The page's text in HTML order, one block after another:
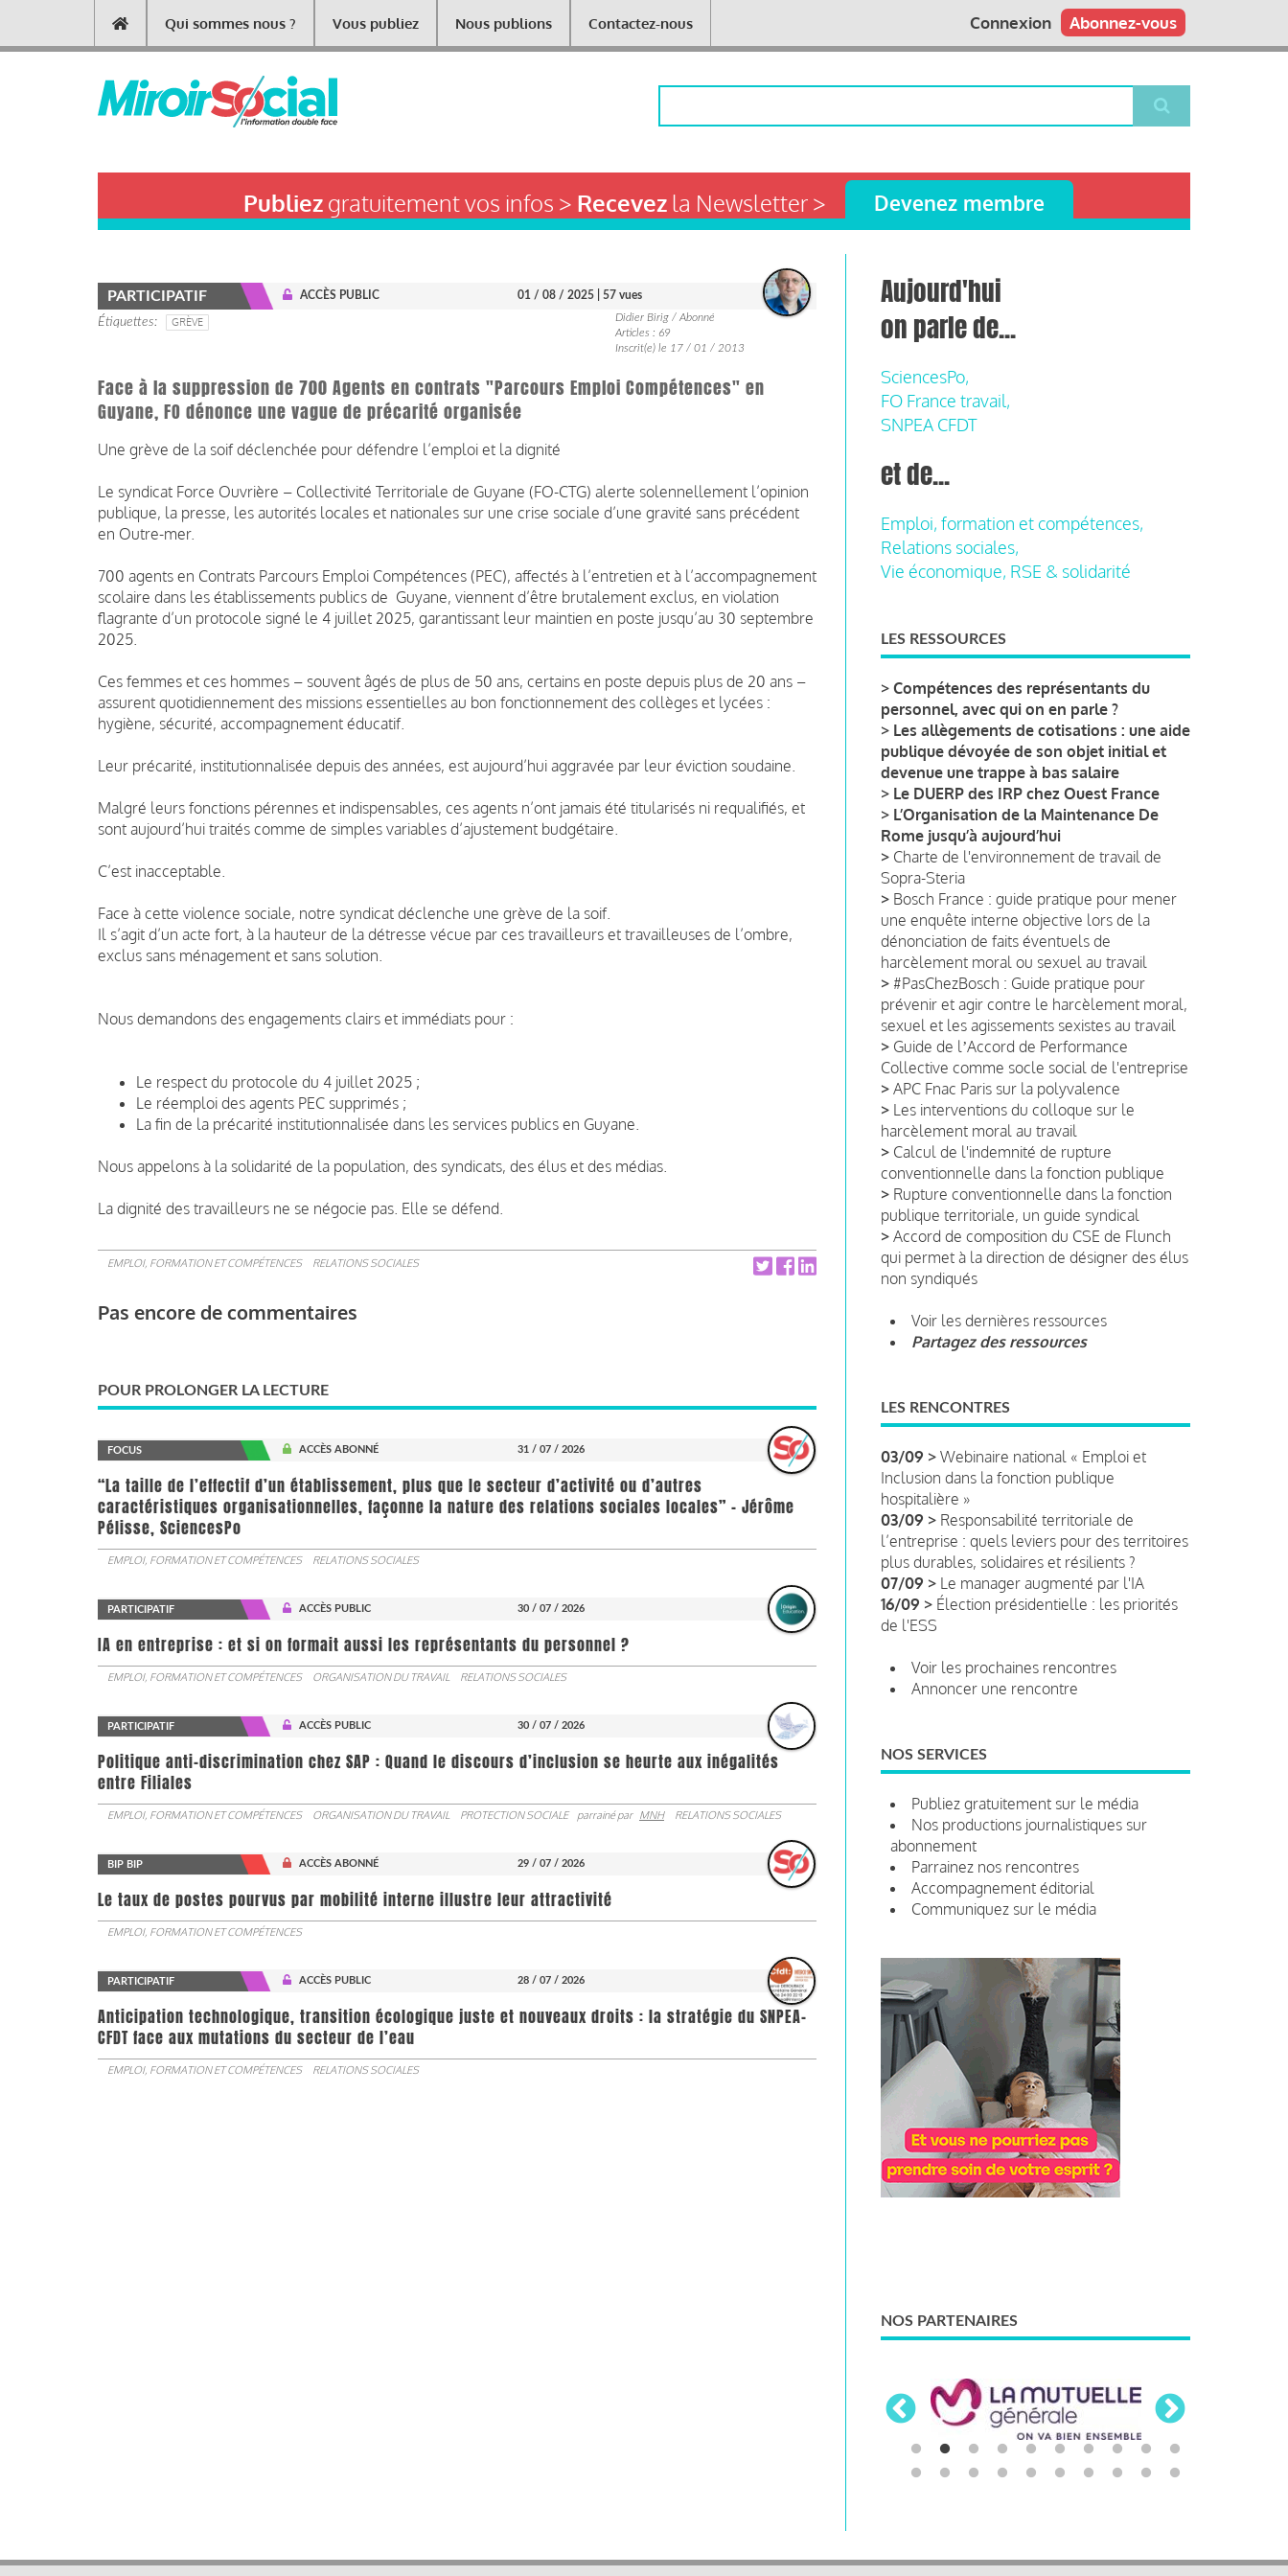
contenu
Main
navigation
Qui sommes nous ? Vous publiez Nous publions Contactez-nous Abonnez-vous
Connexion
Publiezgratuitement vos infos > Recevezla Newsletter > Devenez membre
PARTICIPATIF ACCÈS PUBLIC 01 / 08 / 2025 | 57 vues
Étiquettes GRÈVE
Didier Birig / Abonné
Articles : 69
Inscrit(e) le 17 / 01 / 2013
Face à la suppression de 700 Agents en contrats "Parcours Emploi Compétences" en
Guyane, FO dénonce une vague de précarité organisée
Une grève de la soif déclenchée pour défendre l’emploi et la dignité
Le syndicat Force Ouvrière – Collectivité Territoriale de Guyane (FO-CTG) alerte solennellement l’opinion
publique, la presse, les autorités locales et nationales sur une crise sociale d’une gravité sans précédent
en Outre-mer.
700 agents en Contrats Parcours Emploi Compétences (PEC), affectés à l’entretien et à l’accompagnement
scolaire dans les établissements publics de Guyane, viennent d’être brutalement exclus, en violation
flagrante d’un protocole signé le 4 juillet 2025, garantissant leur maintien en poste jusqu’au 30 septembre
2025.
Ces femmes et ces hommes – souvent âgés de plus de 50 ans, certains en poste depuis plus de 20 ans –
assurent quotidiennement des missions essentielles au bon fonctionnement des collèges et lycées :
hygiène, sécurité, accompagnement éducatif.
Leur précarité, institutionnalisée depuis des années, est aujourd’hui aggravée par leur éviction soudaine.
Malgré leurs fonctions pérennes et indispensables, ces agents n’ont jamais été titularisés ni requalifiés, et
sont aujourd’hui traités comme de simples variables d’ajustement budgétaire.
C’est inacceptable.
Face à cette violence sociale, notre syndicat déclenche une grève de la soif.
Il s’agit d’un acte fort, à la hauteur de la détresse vécue par ces travailleurs et travailleuses de l’ombre,
exclus sans ménagement et sans solution.
Nous demandons des engagements clairs et immédiats pour :
Le respect du protocole du 4 juillet 2025 ;
Le réemploi des agents PEC supprimés ;
La fin de la précarité institutionnalisée dans les services publics en Guyane.
Nous appelons à la solidarité de la population, des syndicats, des élus et des médias.
La dignité des travailleurs ne se négocie pas. Elle se défend.
EMPLOI, FORMATION ET COMPÉTENCES RELATIONS SOCIALES
Pas encore de commentaires
POUR PROLONGER LA LECTURE
FOCUS ACCÈS ABONNÉ 31 / 07 / 2026
“La taille de l’effectif d’un établissement, plus que le secteur d’activité ou d’autres
caractéristiques organisationnelles, façonne la nature des relations sociales locales” - Jérôme
Pélisse, SciencesPo
EMPLOI, FORMATION ET COMPÉTENCES RELATIONS SOCIALES
PARTICIPATIF ACCÈS PUBLIC 30 / 07 / 2026
IA en entreprise : et si on formait aussi les représentants du personnel ?
EMPLOI, FORMATION ET COMPÉTENCES ORGANISATION DU TRAVAIL RELATIONS SOCIALES
PARTICIPATIF ACCÈS PUBLIC 30 / 07 / 2026
Politique anti-discrimination chez SAP : Quand le discours d’inclusion se heurte aux inégalités
entre Filiales
EMPLOI, FORMATION ET COMPÉTENCES ORGANISATION DU TRAVAIL PROTECTION SOCIALE parrainé par MNH RELATIONS SOCIALES
BIP BIP ACCÈS ABONNÉ 29 / 07 / 2026
Le taux de postes pourvus par mobilité interne illustre leur attractivité
EMPLOI, FORMATION ET COMPÉTENCES
PARTICIPATIF ACCÈS PUBLIC 28 / 07 / 2026
Anticipation technologique, transition écologique juste et nouveaux droits : la stratégie du SNPEA-
CFDT face aux mutations du secteur de l’eau
EMPLOI, FORMATION ET COMPÉTENCES RELATIONS SOCIALES
Aujourd'hui
on parle de...
SciencesPo,
FO France travail,
SNPEA CFDT
et de...
Emploi, formation et compétences,
Relations sociales,
Vie économique, RSE & solidarité
LES RESSOURCES
> Compétences des représentants du
personnel, avec qui on en parle ?
> Les allègements de cotisations : une aide
publique dévoyée de son objet initial et
devenue une trappe à bas salaire
> Le DUERP des IRP chez Ouest France
> L’Organisation de la Maintenance De
Rome jusqu’à aujourd’hui
> Charte de l'environnement de travail de
Sopra-Steria
> Bosch France : guide pratique pour mener
une enquête interne objective lors de la
dénonciation de faits éventuels de
harcèlement moral ou sexuel au travail
> #PasChezBosch : Guide pratique pour
prévenir et agir contre le harcèlement moral,
sexuel et les agissements sexistes au travail
> Guide de lʼAccord de Performance
Collective comme socle social de l'entreprise
> APC Fnac Paris sur la polyvalence
> Les interventions du colloque sur le
harcèlement moral au travail
> Calcul de l'indemnité de rupture
conventionnelle dans la fonction publique
> Rupture conventionnelle dans la fonction
publique territoriale, un guide syndical
> Accord de composition du CSE de Flunch
qui permet à la direction de désigner des élus
non syndiqués
Voir les dernières ressources
Partagez des ressources
LES RENCONTRES
03/09 > Webinaire national « Emploi et
Inclusion dans la fonction publique
hospitalière »
03/09 > Responsabilité territoriale de
l’entreprise : quels leviers pour des territoires
plus durables, solidaires et résilients ?
07/09 > Le manager augmenté par l'IA
16/09 > Élection présidentielle : les priorités
de l'ESS
Voir les prochaines rencontres
Annoncer une rencontre
NOS SERVICES
Publiez gratuitement sur le média
Nos productions journalistiques sur
abonnement
Parrainez nos rencontres
Accompagnement éditorial
Communiquez sur le média
NOS PARTENAIRES